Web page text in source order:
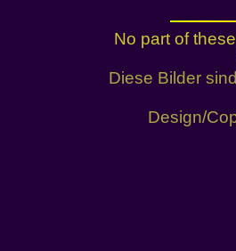
No part of
Diese Bilder
Design/